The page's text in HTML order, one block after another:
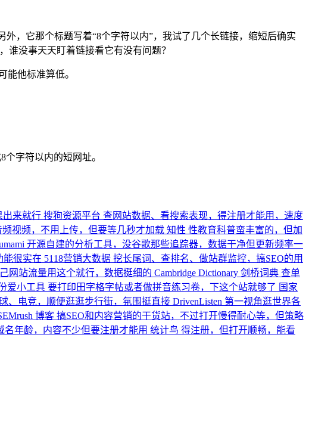
，它那个标题写着“8个字符以内”，我试了几个长链接，缩短后确实
没事天天盯着链接看它有没有问题？
能他标准算低。
字符以内的短网址。
出来就行 搜狗资源平台 查网站数据、看搜索表现，得注册才能用，速度
频视频，不用上传，但要等几秒才加载 知性 性教育科普蛮丰富的，但加
开源自建的分析工具，没谷歌那些追踪器，数据干净但更新频率一
能很实在 5118营销大数据 挖长尾词、查排名、做站群监控，搞SEO的用
网站流量用这个就行，数据挺细的 Cambridge Dictionary 剑桥词典 查单
爱小工具 要打印田字格字帖或者做拼音练习卷，下这个站就够了 国家
、电竞，顺便逛逛步行街，氛围挺直接 DrivenListen 第一视角逛世界各
博客 搞SEO和内容营销的干货站，不过打开慢得耐心等，但策略
年龄，内容不少但要注册才能用 统计鸟 得注册，但打开顺畅，能看